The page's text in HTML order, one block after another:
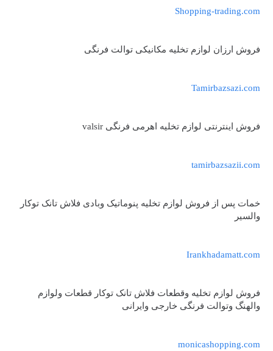
Shopping-trading.com
فروش ارزان لوازم تخلیه مکانیکی توالت فرنگی
Tamirbazsazi.com
فروش اینترنتی لوازم تخلیه اهرمی فرنگی valsir
tamirbazsazii.com
خمات پس از فروش لوازم تخلیه پنوماتیک وبادی فلاش تانک توکار
والسیر
Irankhadamatt.com
فروش لوازم تخلیه وقطعات فلاش تانک توکار قطعات ولوازم
والهنگ وتوالت فرنگی خارجی وایرانی
monicashopping.com